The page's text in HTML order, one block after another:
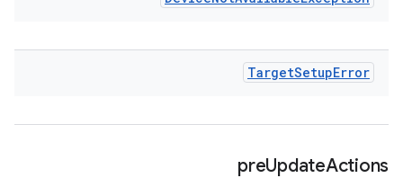
TargetSetupError
preUpdateActions